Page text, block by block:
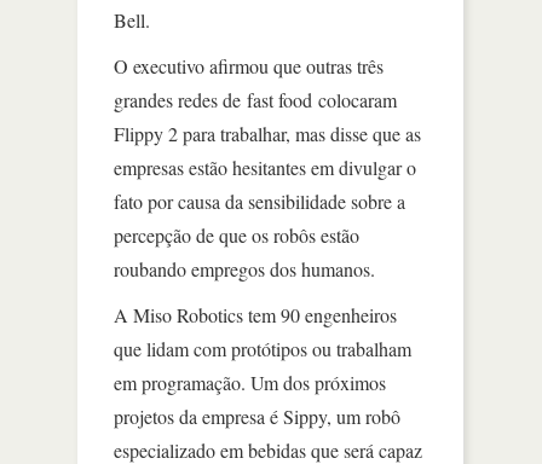
Bell.
O executivo afirmou que outras três
grandes redes de fast food colocaram
Flippy 2 para trabalhar, mas disse que as
empresas estão hesitantes em divulgar o
fato por causa da sensibilidade sobre a
percepção de que os robôs estão
roubando empregos dos humanos.
A Miso Robotics tem 90 engenheiros
que lidam com protótipos ou trabalham
em programação. Um dos próximos
projetos da empresa é Sippy, um robô
especializado em bebidas que será capaz